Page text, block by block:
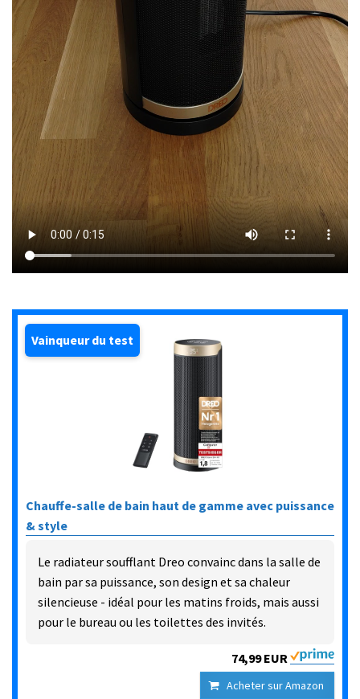
Vainqueur du test
Chauffe-salle de bain haut de gamme avec puissance
& style
Le radiateur soufflant Dreo convainc dans la salle de
bain par sa puissance, son design et sa chaleur
silencieuse - idéal pour les matins froids, mais aussi
pour le bureau ou les toilettes des invités.
74,99 EUR
Acheter sur Amazon